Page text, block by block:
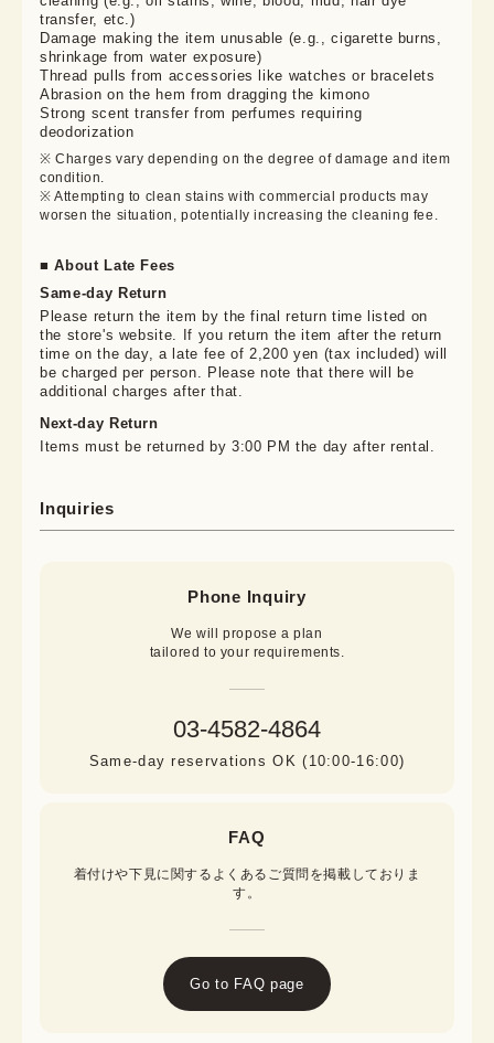
transfer, etc.)
Damage making the item unusable (e.g., cigarette burns,
shrinkage from water exposure)
Thread pulls from accessories like watches or bracelets
Abrasion on the hem from dragging the kimono
Strong scent transfer from perfumes requiring
deodorization
※ Charges vary depending on the degree of damage and item
condition.
※ Attempting to clean stains with commercial products may
worsen the situation, potentially increasing the cleaning fee.
■ About Late Fees
Same-day Return
Please return the item by the final return time listed on
the store's website. If you return the item after the return
time on the day, a late fee of 2,200 yen (tax included) will
be charged per person. Please note that there will be
additional charges after that.
Next-day Return
Items must be returned by 3:00 PM the day after rental.
Inquiries
Phone Inquiry
We will propose a plan
tailored to your requirements.
03-4582-4864
Same-day reservations OK (10:00-16:00)
FAQ
着付けや下見に関するよくあるご質問を掲載しておりま
す。
Go to FAQ page